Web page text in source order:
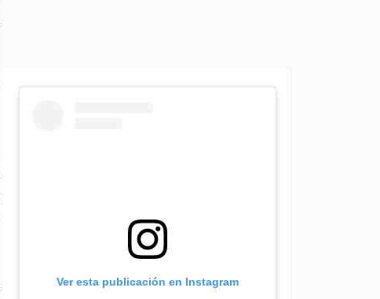
Ver esta publicación en Instagram